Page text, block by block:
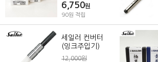
6,750원
90원 적립
세일러 컨버터
(잉크주입기)
12,000원